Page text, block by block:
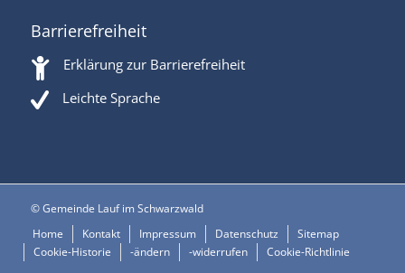
Barrierefreiheit
Erklärung zur Barrierefreiheit
Leichte Sprache
© Gemeinde Lauf im Schwarzwald
Home
Kontakt Impressum Datenschutz
Sitemap
Cookie-Historie
-ändern -widerrufen Cookie-Richtlinie